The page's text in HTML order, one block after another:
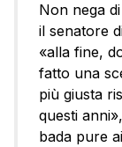
Non nega
il senatore
«alla fine,
fatto una
più giusta
questi
bada pure